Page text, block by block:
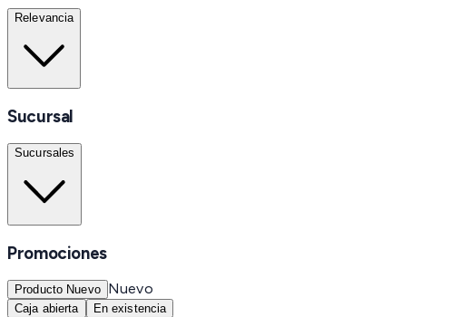
Relevancia
Sucursal
Sucursales
Promociones
Producto Nuevo Nuevo
Caja abierta En existencia